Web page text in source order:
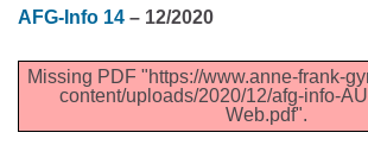
AFG-Info 14 – 12/2020
Missing PDF "https://www.anne-frank-
content/uploads/2020/12/afg-info-
Web.pdf".